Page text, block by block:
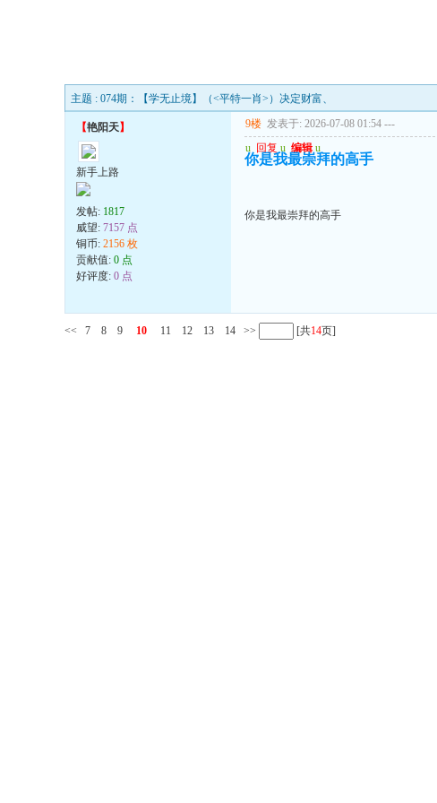
主题 : 074期：【学无止境】（<平特一肖>）决定财富、
【艳阳天】
新手上路
发帖: 1817
威望: 7157 点
铜币: 2156 枚
贡献值: 0 点
好评度: 0 点
9楼 发表于: 2026-07-08 01:54 ---
u 回复 u 编辑 u
你是我最崇拜的高手
你是我最崇拜的高手
<< 7 8 9 10 11 12 13 14 >> [共14页]